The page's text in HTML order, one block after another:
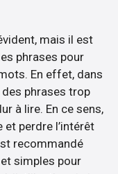
mais il est
phrases pour
En effet, dans
des phrases trop
à lire. En ce sens,
perdre l’intérêt
recommandé
simples pour